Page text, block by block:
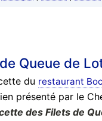
Queue de
du restaurant
présenté par le
des Filets de